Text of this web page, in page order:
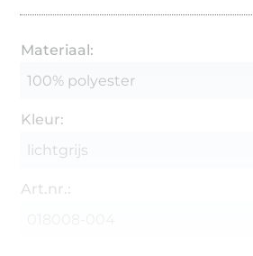
Materiaal:
100% polyester
Kleur:
lichtgrijs
Art.nr.: